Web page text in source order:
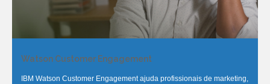
Watson Customer Engagement
IBM Watson Customer Engagement ajuda profissionais de marketing,